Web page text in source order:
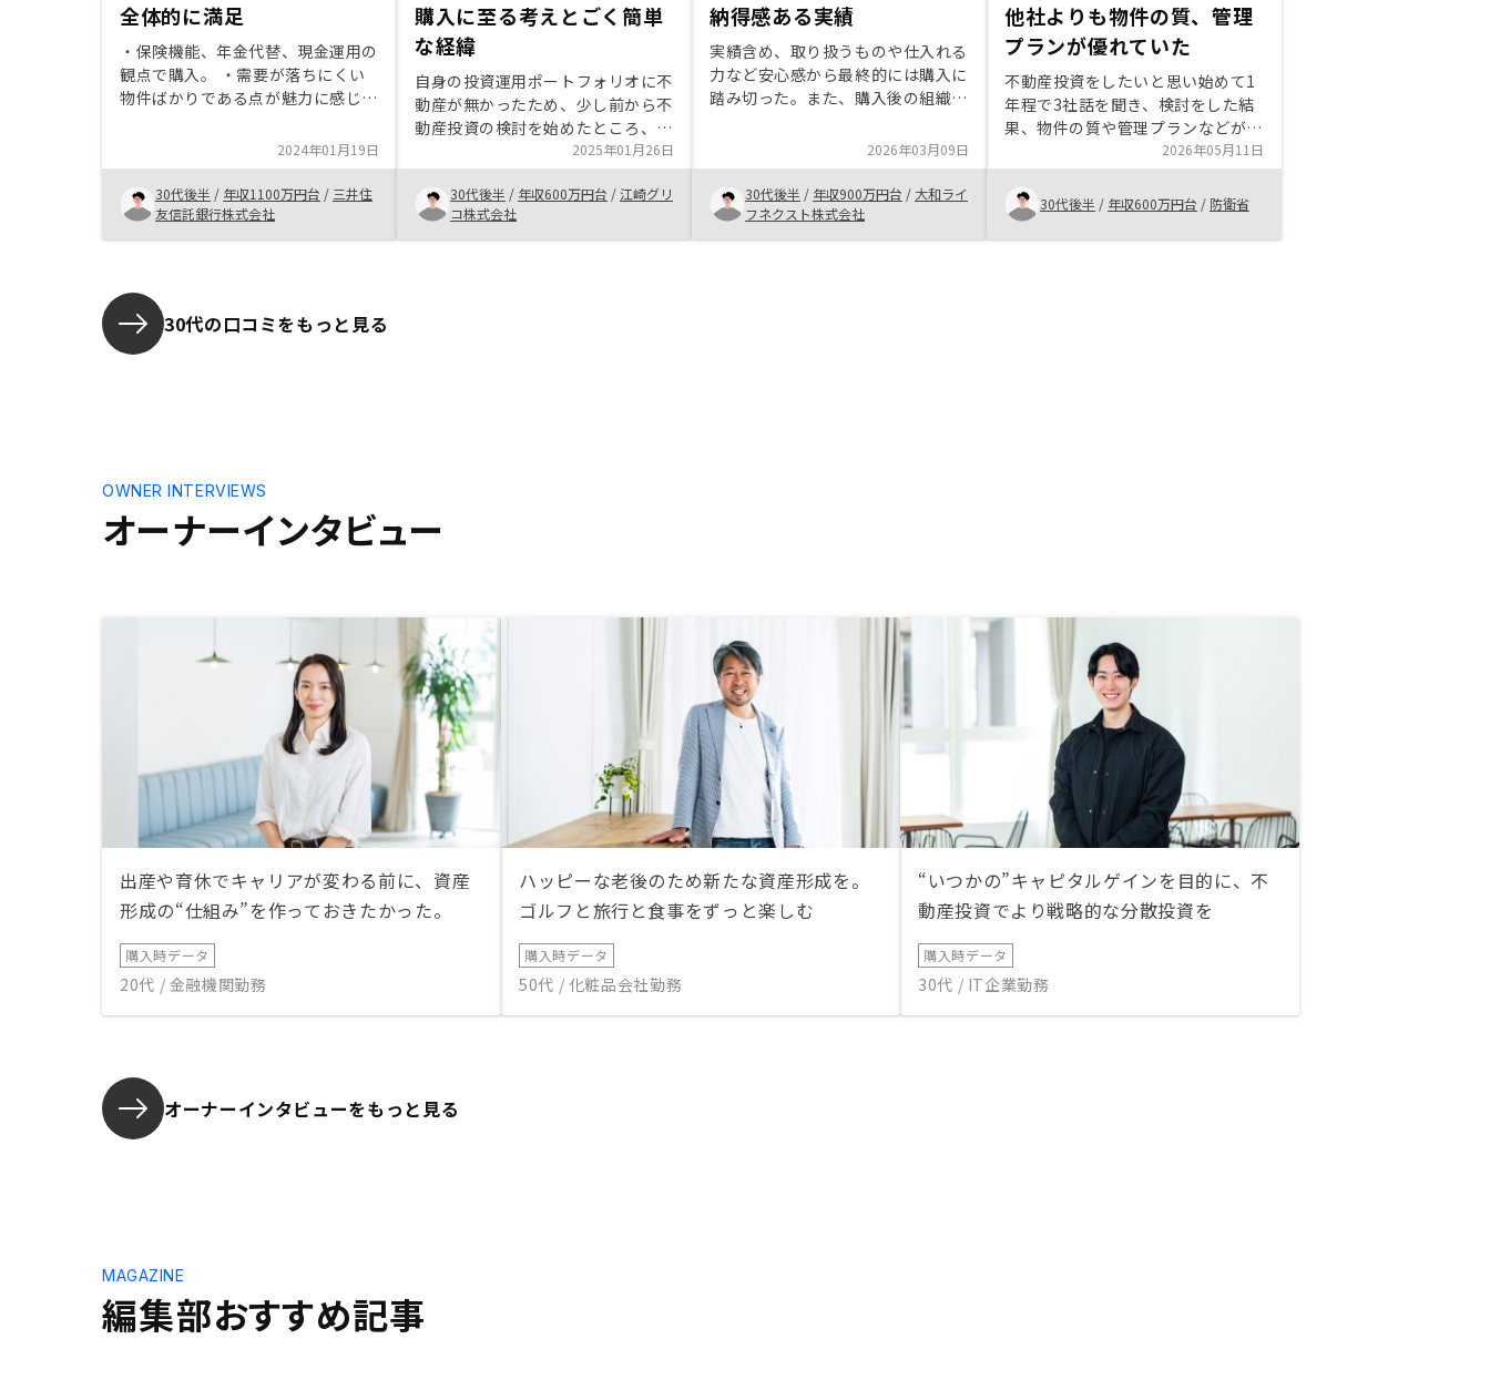
全体的に満足
・保険機能、年金代替、現金運用の
観点で購入。 ・需要が落ちにくい
物件ばかりである点が魅力に感じ
でシームレスな対応で、連携レベル
は高いと感じた。 ・全体的に満足
しているため、今回3件目の物件購
入に至った。
2024年01月19日
30代後半 / 年収1100万円台 / 三井住
友信託銀行株式会社
購入に至る考えとごく簡単
な経緯
自身の投資運用ポートフォリオに不
動産が無かったため、少し前から不
動産投資の検討を始めたところ、リ
ノシーなど区分マンション投資の話
があったのとキャンペーンもあり話
を聞いた。区分マンション投資に関
しては数年前に別の会社で話を聞い
た事があったが、今思えば当時契約
2025年01月26日
30代後半 / 年収600万円台 /江崎グリ
コ株式会社
納得感ある実績
実績含め、取り扱うものや仕入れる
力など安心感から最終的には購入に
踏み切った。また、購入後の組織と
ると思えた部分も大きい。将来性も
あるし、ニーズあった選択肢ある提
案力はITを駆使して誰が担当になっ
ても変わらない対応力も良い。税金
の構造や仕組みを理解してない人に
2026年03月09日
30代後半 / 年収900万円台 / 大和ライ
フネクスト株式会社
他社よりも物件の質、管理
プランが優れていた
不動産投資をしたいと思い始めて1
年程で3社話を聞き、検討をした結
果、物件の質や管理プランなどが他
社よりも優れていたRENOSYさんで
投資することに決めました。懸念事
項など丁寧にお答えいただいたり、
物件も納得がいくまで提案をしてい
ただいたことも決め手となりまし
2026年05月11日
30代後半 / 年収600万円台 / 防衛省
30代の口コミをもっと見る
オーナーインタビュー
OWNER INTERVIEWS
出産や育休でキャリアが変わる前に、資産
形成の“仕組み”を作っておきたかった。
購入時データ
20代 / 金融機関勤務
ハッピーな老後のため新たな資産形成を。
ゴルフと旅行と食事をずっと楽しむ
購入時データ
50代 / 化粧品会社勤務
“いつかの”キャピタルゲインを目的に、不
動産投資でより戦略的な分散投資を
購入時データ
30代 / IT企業勤務
オーナーインタビューをもっと見る
編集部おすすめ記事
MAGAZINE